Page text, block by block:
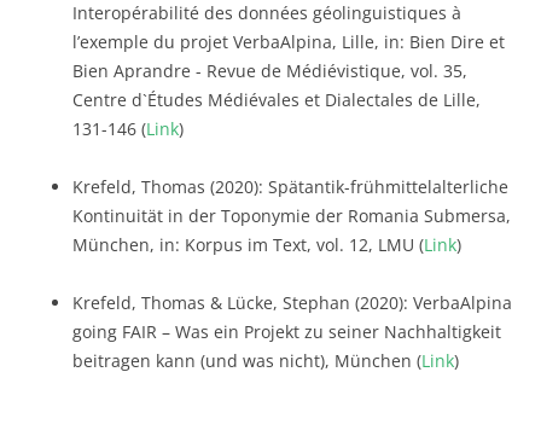
Interopérabilité des données géolinguistiques à
l’exemple du projet VerbaAlpina, Lille, in: Bien Dire et
Bien Aprandre - Revue de Médiévistique, vol. 35,
Centre d`Études Médiévales et Dialectales de Lille,
131-146 (Link)
Krefeld, Thomas (2020): Spätantik-frühmittelalterliche
Kontinuität in der Toponymie der Romania Submersa,
München, in: Korpus im Text, vol. 12, LMU (Link)
Krefeld, Thomas & Lücke, Stephan (2020): VerbaAlpina
going FAIR – Was ein Projekt zu seiner Nachhaltigkeit
beitragen kann (und was nicht), München (Link)